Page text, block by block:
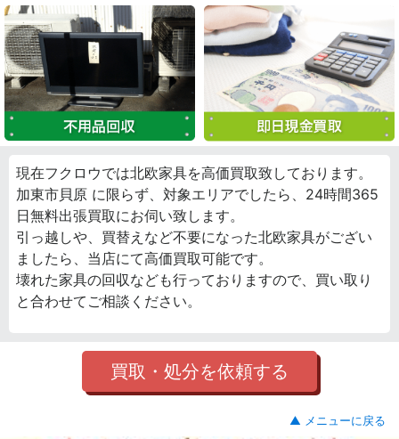
現在フクロウでは北欧家具を高価買取致しております。
加東市貝原 に限らず、対象エリアでしたら、24時間365
日無料出張買取にお伺い致します。
引っ越しや、買替えなど不要になった北欧家具がござい
ましたら、当店にて高価買取可能です。
壊れた家具の回収なども行っておりますので、買い取り
と合わせてご相談ください。
買取・処分を依頼する
▲ メニューに戻る